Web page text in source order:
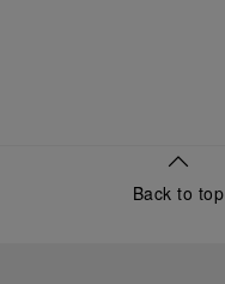
Back to top